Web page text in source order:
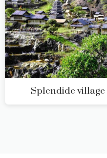
Splendide